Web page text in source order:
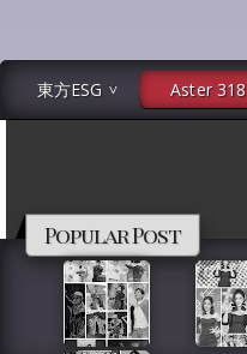
東方ESG Aster 318
Popular Post